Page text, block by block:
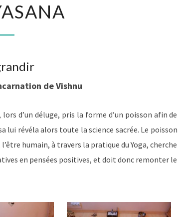
de Vishnu
d’un déluge, pris la forme d’un poisson afin de
lui révéla alors toute la science sacrée. Le poisson
humain, à travers la pratique du Yoga, cherche
en pensées positives, et doit donc remonter le